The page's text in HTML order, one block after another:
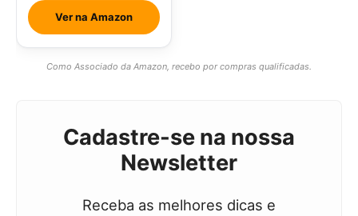
Ver na Amazon
Como Associado da Amazon, recebo por compras qualificadas.
Cadastre-se na nossa
Newsletter
Receba as melhores dicas e